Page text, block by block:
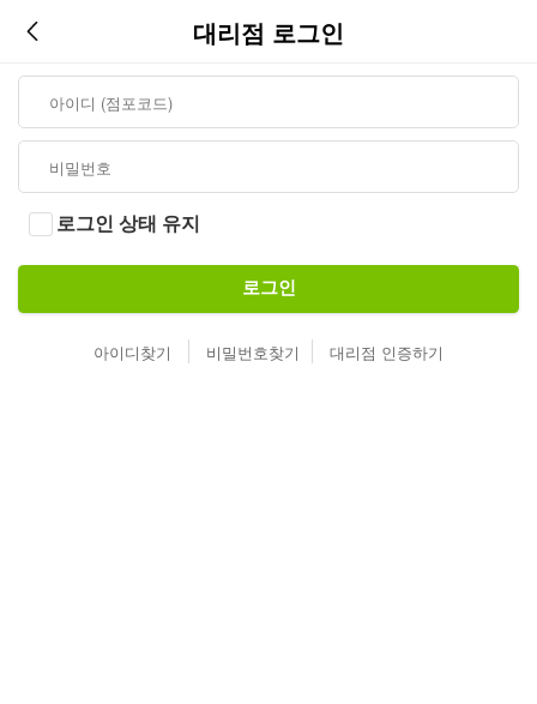
대리점 로그인
로그인 상태 유지
로그인
아이디찾기 비밀번호찾기 대리점 인증하기